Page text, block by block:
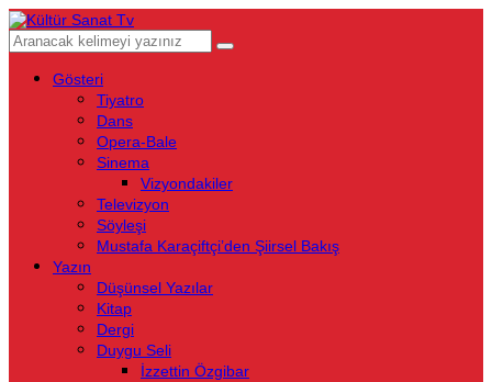
Gösteri
Tiyatro
Dans
Opera-Bale
Sinema
Vizyondakiler
Televizyon
Söyleşi
Mustafa Karaçiftçi’den Şiirsel Bakış
Yazın
Düşünsel Yazılar
Kitap
Dergi
Duygu Seli
İzzettin Özgibar